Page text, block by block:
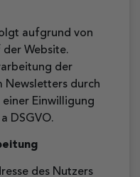
aufgrund von
Website.
der
Newsletters durch
Einwilligung
DSGVO.
des Nutzers